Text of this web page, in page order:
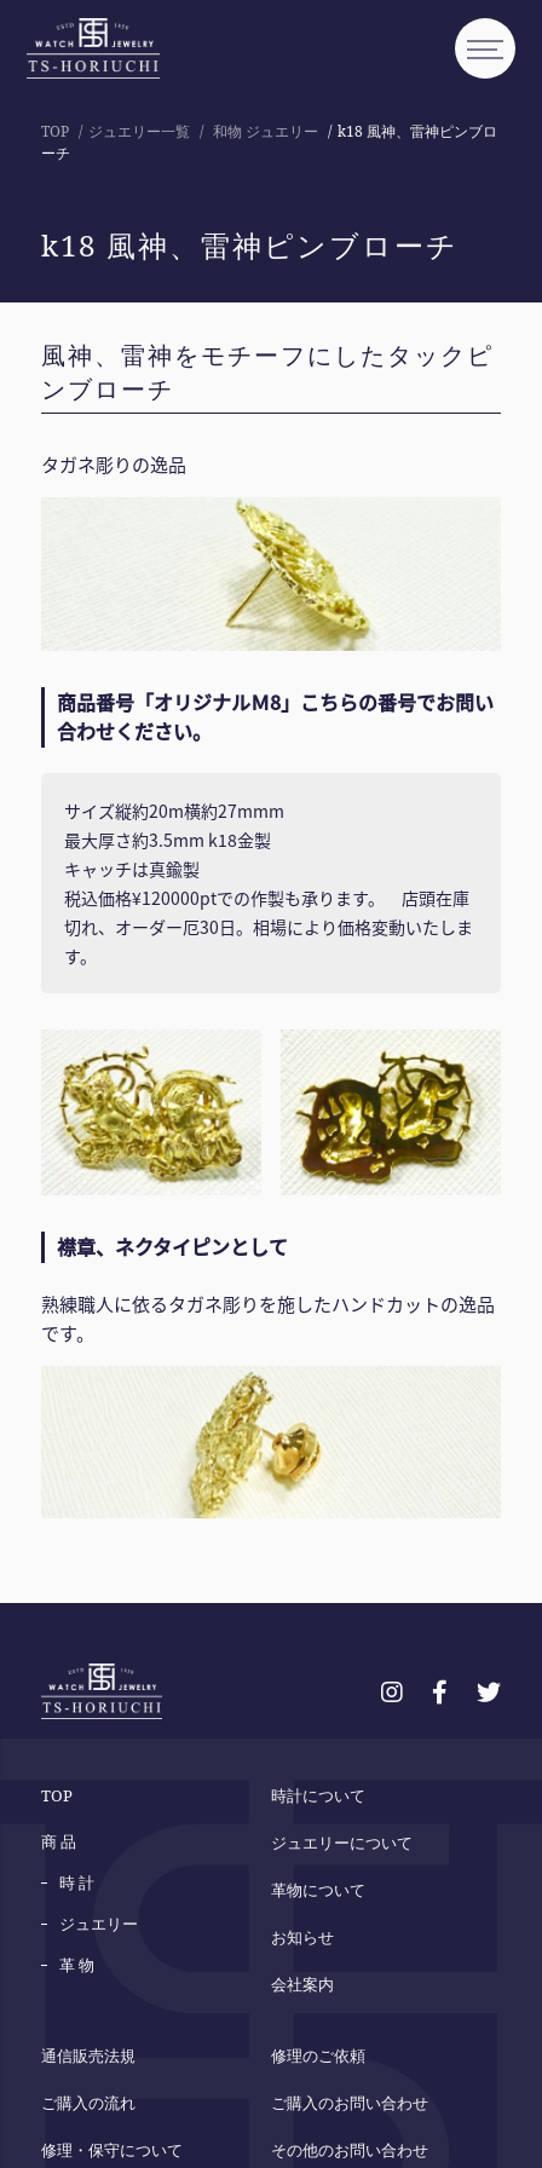
TOP ジュエリー一覧 和物 ジュエリー
k18 風神、雷神ピンブロ
ーチ
k18 風神、雷神ピンブローチ
風神、雷神をモチーフにしたタックピ
ンブローチ
タガネ彫りの逸品
商品番号「オリジナルＭ8」こちらの番号でお問い
合わせください。
サイズ縦約20m横約27mmm
最大厚さ約3.5mm k18金製
キャッチは真鍮製
税込価格¥120000ptでの作製も承ります。 店頭在庫
切れ、オーダー厄30日。相場により価格変動いたしま
す。
襟章、ネクタイピンとして
熟練職人に依るタガネ彫りを施したハンドカットの逸品
です。
TOP
商 品
時 計
ジュエリー
革 物
時計について
ジュエリーについて
革物について
お知らせ
会社案内
通信販売法規
ご購入の流れ
修理・保守について
修理のご依頼
ご購入のお問い合わせ
その他のお問い合わせ